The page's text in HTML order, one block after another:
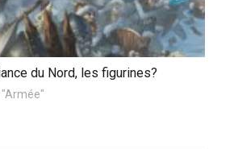
du Nord, les figurines?
"Armée"